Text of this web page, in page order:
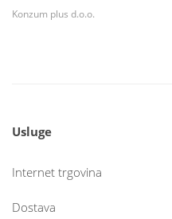
Konzum plus d.o.o.
Usluge
Internet trgovina
Dostava